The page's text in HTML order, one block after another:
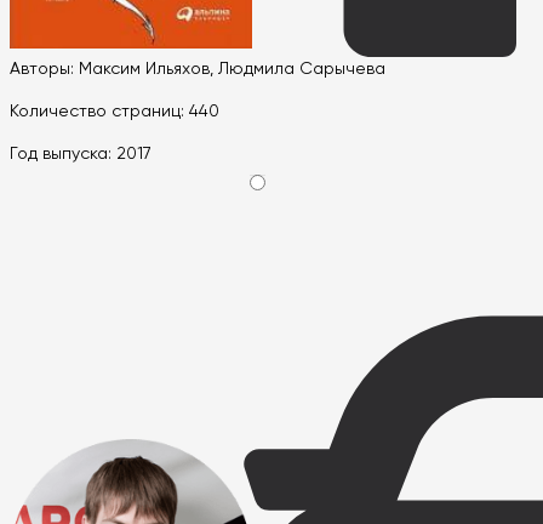
Авторы: Максим Ильяхов, Людмила Сарычева
Количество страниц: 440
Год выпуска: 2017